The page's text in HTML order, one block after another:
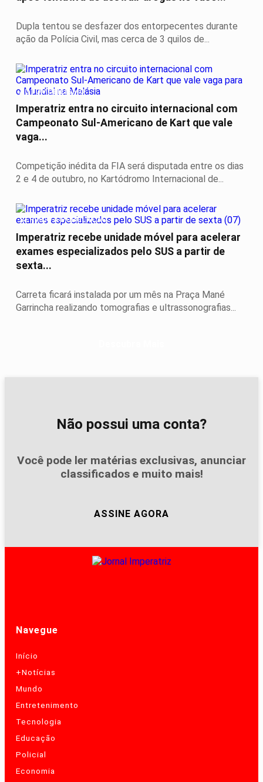
Dupla tentou se desfazer dos entorpecentes durante
ação da Polícia Civil, mas cerca de 3 quilos de...
AUTOMOBILISMO
Imperatriz entra no circuito internacional com
Campeonato Sul-Americano de Kart que vale
vaga...
Competição inédita da FIA será disputada entre os dias
2 e 4 de outubro, no Kartódromo Internacional de...
SERVIÇO A POPULAÇÃO
Imperatriz recebe unidade móvel para acelerar
exames especializados pelo SUS a partir de
sexta...
Carreta ficará instalada por um mês na Praça Mané
Garrincha realizando tomografias e ultrassonografias...
Não possui uma conta?
Você pode ler matérias exclusivas, anunciar
classificados e muito mais!
ASSINE AGORA
Navegue
Início
+Notícias
Mundo
Entretenimento
Tecnologia
Educação
Policial
Economia